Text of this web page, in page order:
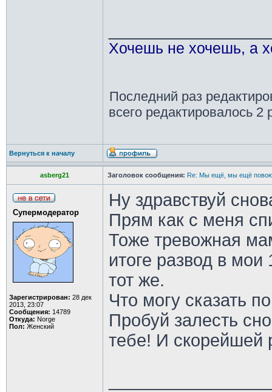
Хочешь не хочешь, а
Последний раз
всего редактировалось 2
Вернуться к началу
asberg21 Заголовок сообщения: Re: Мы ещё, мы ещё
Супермодератор
Зарегистрирован: 28 дек
2013, 23:07
Сообщения: 14789
Откуда: Norge
Пол: Женский
Ну здравствуй
Прям как с меня
Тоже тревожная
итоге развод в
тот же.
Что могу сказать
Пробуй залесть
тебе! И скорейшей